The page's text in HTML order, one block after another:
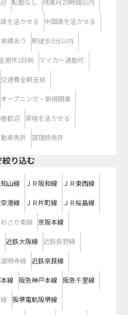
転勤なし 残業月20時間以内
を活かせる 中国語を活かせる
績あり 駅徒歩5分以内
週休2日制 マイカー通勤可
交通費全額支給
オープニング・新規開業
歓迎 資格を活かせる
車免許 調理師免許
絞り込む
知山線 ＪＲ阪和線 ＪＲ東西線
港線 ＪＲ片町線 ＪＲ桜島線
おさか東線 京阪本線
近鉄大阪線 近鉄長野線
明寺線 近鉄奈良線
線 阪急神戸本線 阪急千里線
阪堺電軌阪堺線